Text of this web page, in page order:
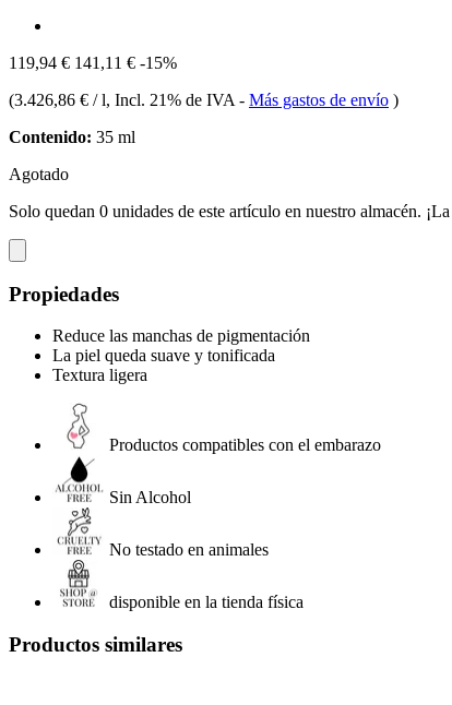
119,94 € 141,11 € -15%
(3.426,86 € / l, Incl. 21% de IVA - Más gastos de envío )
Contenido: 35 ml
Agotado
Solo quedan 0 unidades de este artículo en nuestro almacén.
Propiedades
Reduce las manchas de pigmentación
La piel queda suave y tonificada
Textura ligera
Productos compatibles con el embarazo
Sin Alcohol
No testado en animales
disponible en la tienda física
Productos similares